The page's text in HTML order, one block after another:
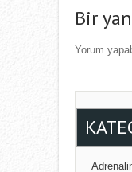
Bir
Yorum